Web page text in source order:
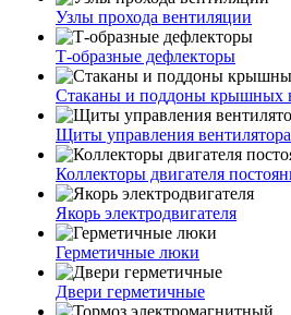
Узлы прохода вентиляции
Т-образные дефлекторы
Стаканы и поддоны крышных
Щиты управления
Коллекторы двигателя
Якорь электродвигателя
Герметичные люки
Двери герметичные